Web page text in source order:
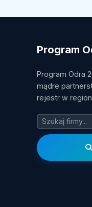
Program
Program Odra
mądre
rejestr w